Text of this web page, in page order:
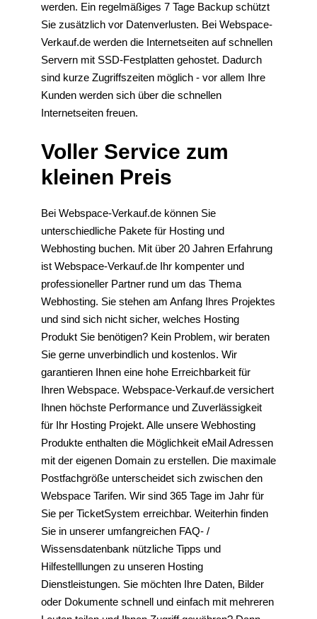
werden. Ein regelmäßiges 7 Tage Backup schützt
Sie zusätzlich vor Datenverlusten. Bei Webspace-
Verkauf.de werden die Internetseiten auf schnellen
Servern mit SSD-Festplatten gehostet. Dadurch
sind kurze Zugriffszeiten möglich - vor allem Ihre
Kunden werden sich über die schnellen
Internetseiten freuen.
Voller Service zum
kleinen Preis
Bei Webspace-Verkauf.de können Sie
unterschiedliche Pakete für Hosting und
Webhosting buchen. Mit über 20 Jahren Erfahrung
ist Webspace-Verkauf.de Ihr kompenter und
professioneller Partner rund um das Thema
Webhosting. Sie stehen am Anfang Ihres Projektes
und sind sich nicht sicher, welches Hosting
Produkt Sie benötigen? Kein Problem, wir beraten
Sie gerne unverbindlich und kostenlos. Wir
garantieren Ihnen eine hohe Erreichbarkeit für
Ihren Webspace. Webspace-Verkauf.de versichert
Ihnen höchste Performance und Zuverlässigkeit
für Ihr Hosting Projekt. Alle unsere Webhosting
Produkte enthalten die Möglichkeit eMail Adressen
mit der eigenen Domain zu erstellen. Die maximale
Postfachgröße unterscheidet sich zwischen den
Webspace Tarifen. Wir sind 365 Tage im Jahr für
Sie per TicketSystem erreichbar. Weiterhin finden
Sie in unserer umfangreichen FAQ- /
Wissensdatenbank nützliche Tipps und
Hilfestelllungen zu unseren Hosting
Dienstleistungen. Sie möchten Ihre Daten, Bilder
oder Dokumente schnell und einfach mit mehreren